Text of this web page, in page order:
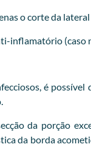
o corte da
inflamatório (caso
é
da porção
da borda